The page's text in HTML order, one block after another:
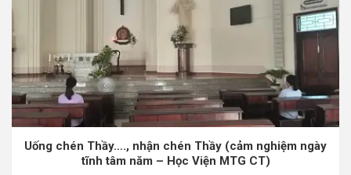
Uống chén Thầy…., nhận chén Thầy (cảm nghiệm ngày
tĩnh tâm năm – Học Viện MTG CT)